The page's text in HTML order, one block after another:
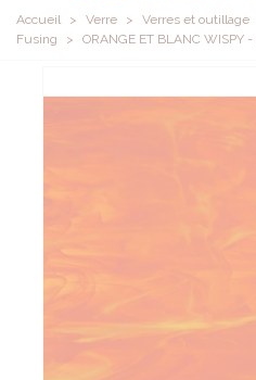
Accueil > Verre > Verres et outillage
Fusing
> ORANGE ET BLANC WISPY -